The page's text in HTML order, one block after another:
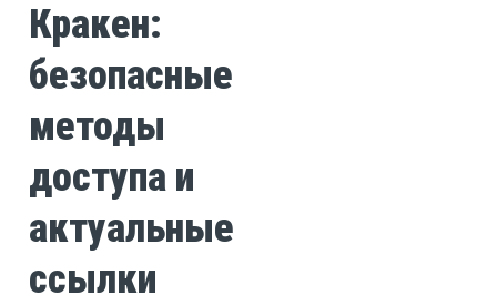
Кракен:
безопасные
методы
доступа и
актуальные
ссылки